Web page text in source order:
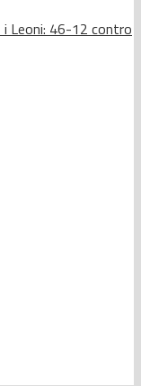
i Leoni: 46-12 contro